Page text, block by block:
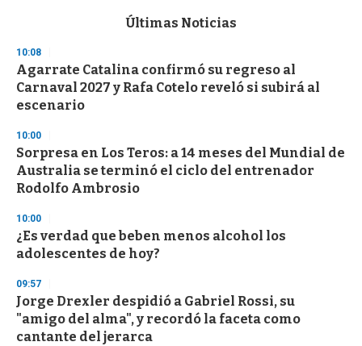
d
s
o
f
3
s
e
c
o
n
Últimas Noticias
10:08
Agarrate Catalina confirmó su regreso al
Carnaval 2027 y Rafa Cotelo reveló si subirá al
escenario
10:00
Sorpresa en Los Teros: a 14 meses del Mundial de
Australia se terminó el ciclo del entrenador
Rodolfo Ambrosio
10:00
¿Es verdad que beben menos alcohol los
adolescentes de hoy?
09:57
Jorge Drexler despidió a Gabriel Rossi, su
"amigo del alma", y recordó la faceta como
cantante del jerarca